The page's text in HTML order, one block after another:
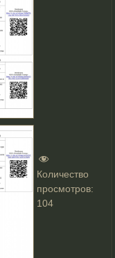
Количество
просмотров:
104